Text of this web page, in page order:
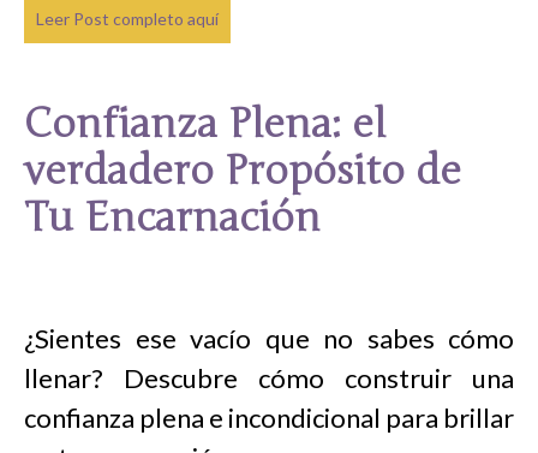
Leer Post completo aquí
Confianza Plena: el
verdadero Propósito de
Tu Encarnación
¿Sientes ese vacío que no sabes cómo
llenar? Descubre cómo construir una
confianza plena e incondicional para brillar